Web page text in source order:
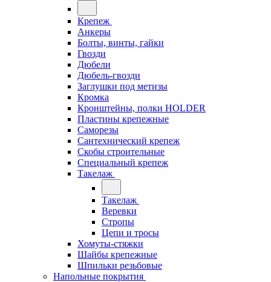
Крепеж
Анкеры
Болты, винты, гайки
Гвозди
Дюбели
Дюбель-гвозди
Заглушки под метизы
Кромка
Кронштейны, полки НОLDER
Пластины крепежные
Саморезы
Сантехнический крепеж
Скобы строительные
Специальный крепеж
Такелаж
Такелаж
Веревки
Стропы
Цепи и тросы
Хомуты-стяжки
Шайбы крепежные
Шпильки резьбовые
Напольные покрытия